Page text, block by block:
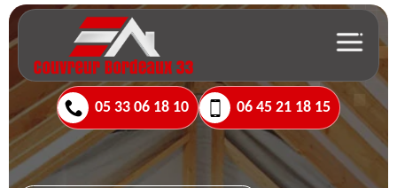
05 33 06 18 10 06 45 21 18 15